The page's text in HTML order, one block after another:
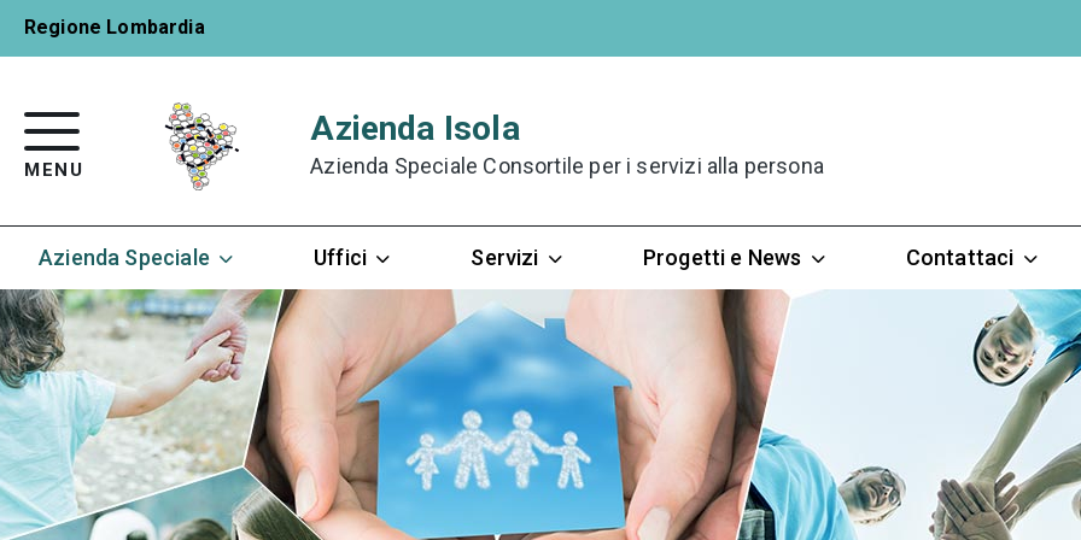
Regione Lombardia
MENU
Azienda Isola
Azienda Speciale Consortile per i servizi alla persona
Azienda Speciale Uffici Servizi Progetti e News Contattaci